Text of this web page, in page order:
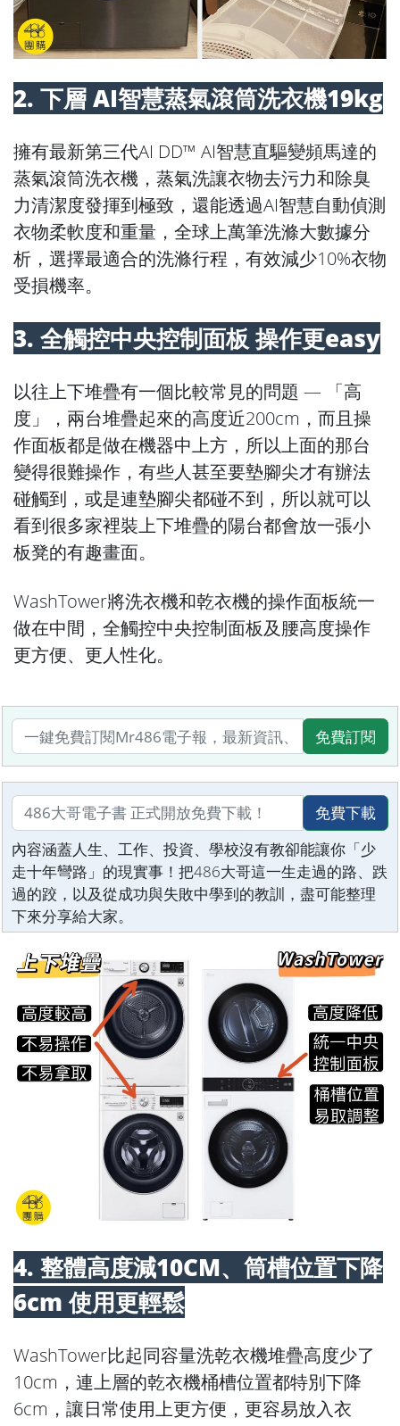
2. 下層 AI智慧蒸氣滾筒洗衣機19kg
擁有最新第三代AI DD™ AI智慧直驅變頻馬達的
蒸氣滾筒洗衣機，蒸氣洗讓衣物去污力和除臭
力清潔度發揮到極致，還能透過AI智慧自動偵測
衣物柔軟度和重量，全球上萬筆洗滌大數據分
析，選擇最適合的洗滌行程，有效減少10%衣物
受損機率。
3. 全觸控中央控制面板 操作更easy
以往上下堆疊有一個比較常見的問題 — 「高
度」，兩台堆疊起來的高度近200cm，而且操
作面板都是做在機器中上方，所以上面的那台
變得很難操作，有些人甚至要墊腳尖才有辦法
碰觸到，或是連墊腳尖都碰不到，所以就可以
看到很多家裡裝上下堆疊的陽台都會放一張小
板凳的有趣畫面。
WashTower將洗衣機和乾衣機的操作面板統一
做在中間，全觸控中央控制面板及腰高度操作
更方便、更人性化。
免費訂閱
免費下載
內容涵蓋人生、工作、投資、學校沒有教卻能讓你「少
走十年彎路」的現實事！把486大哥這一生走過的路、跌
過的跤，以及從成功與失敗中學到的教訓，盡可能整理
下來分享給大家。
4. 整體高度減10CM、筒槽位置下降
6cm 使用更輕鬆
WashTower比起同容量洗乾衣機堆疊高度少了
10cm，連上層的乾衣機桶槽位置都特別下降
6cm，讓日常使用上更方便，更容易放入衣